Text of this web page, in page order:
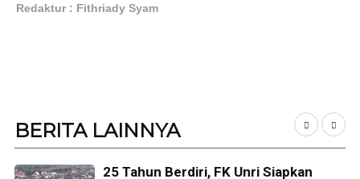
Redaktur : Fithriady Syam
BERITA LAINNYA
25 Tahun Berdiri, FK Unri Siapkan